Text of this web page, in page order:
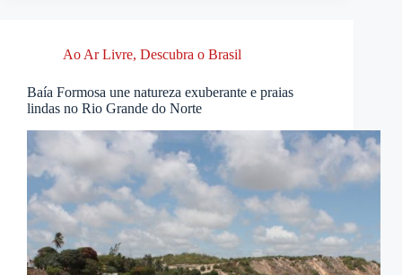
Ao Ar Livre, Descubra o Brasil
Baía Formosa une natureza exuberante e praias
lindas no Rio Grande do Norte